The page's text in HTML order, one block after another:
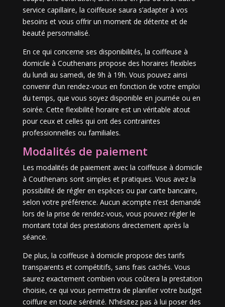
service capillaire, la coiffeuse saura s’adapter à vos
besoins et vous offrir un moment de détente et de
beauté personnalisé.
En ce qui concerne ses disponibilités, la coiffeuse à
domicile à Couthenans propose des horaires flexibles
du lundi au samedi, de 9h à 19h. Vous pouvez ainsi
convenir d’un rendez-vous en fonction de votre emploi
du temps, que vous soyez disponible en journée ou en
soirée. Cette flexibilité horaire est un véritable atout
pour ceux et celles qui ont des contraintes
professionnelles ou familiales.
Modalités de paiement
Les modalités de paiement avec la coiffeuse à domicile
à Couthenans sont simples et pratiques. Vous avez la
possibilité de régler en espèces ou par carte bancaire,
selon votre préférence. Aucun acompte n’est demandé
lors de la prise de rendez-vous, vous pouvez régler le
montant total des prestations directement après la
séance.
De plus, la coiffeuse à domicile propose des tarifs
transparents et compétitifs, sans frais cachés. Vous
saurez exactement combien vous coûtera la prestation
choisie, ce qui vous permettra de planifier votre budget
coiffure en toute sérénité. N’hésitez pas à lui poser des